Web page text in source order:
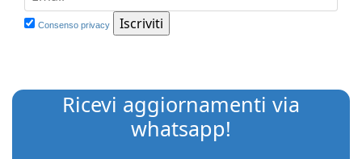
Consenso privacy
Ricevi aggiornamenti via
whatsapp!